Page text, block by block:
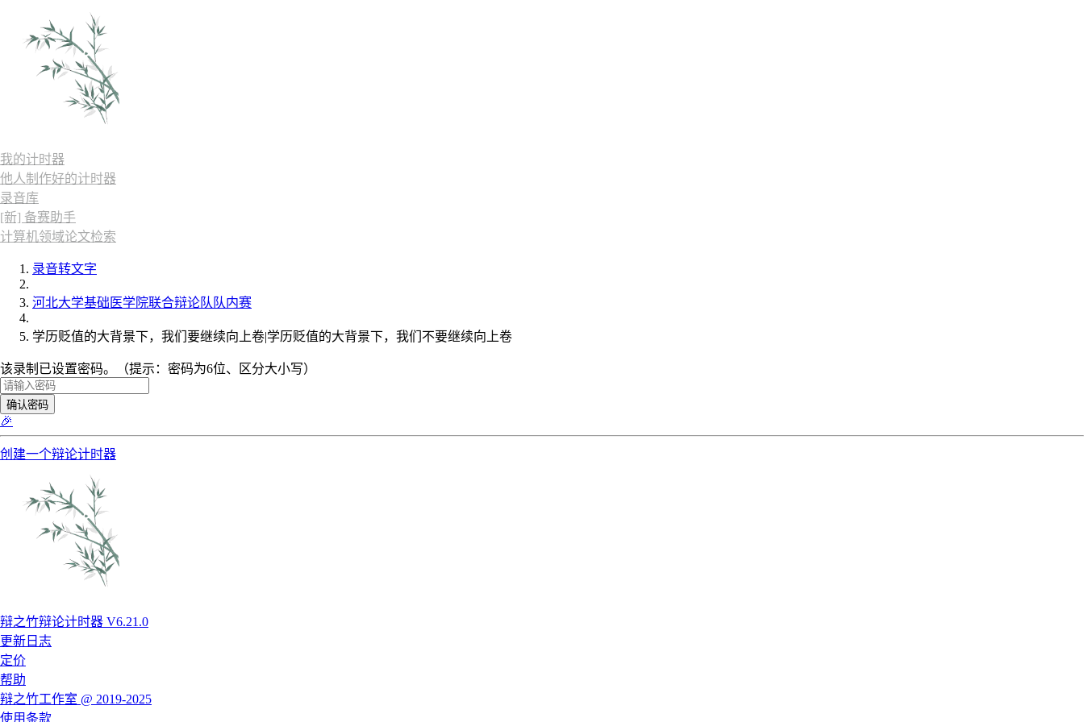
我的计时器
他人制作好的计时器
录音库
[新] 备赛助手
计算机领域论文检索
录音转文字
河北大学基础医学院联合辩论队队内赛
学历贬值的大背景下，我们要继续向上卷|学历贬值的大背景下，我们不要继续向上卷
该录制已设置密码。（提示：密码为6位、区分大小写）
确认密码
🎉
创建一个辩论计时器
辩之竹辩论计时器 V6.21.0
更新日志
定价
帮助
辩之竹工作室 @ 2019-2025
使用条款